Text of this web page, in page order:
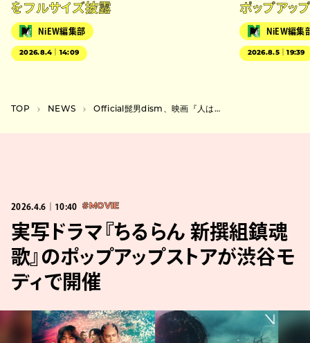
をフルサイズ披露
NiEW編集部
2026.8.4｜14:09
ポップアッ
NiEW編集
2026.8.5｜19:39
TOP NEWS Official髭男dism、映画『人はなぜラブレターを書くのか』主題歌の新曲を配信＆MV公開
2026.4.6｜10:40 #MOVIE
実写ドラマ『ちるらん 新撰組鎮魂
歌』のポップアップストアが渋谷モ
ディで開催